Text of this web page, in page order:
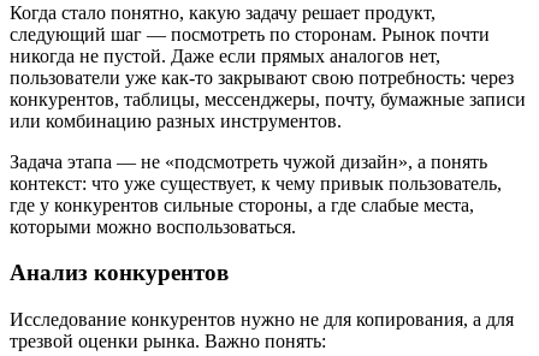
Когда стало понятно, какую задачу решает продукт,
следующий шаг — посмотреть по сторонам. Рынок почти
никогда не пустой. Даже если прямых аналогов нет,
пользователи уже как-то закрывают свою потребность: через
конкурентов, таблицы, мессенджеры, почту, бумажные записи
или комбинацию разных инструментов.
Задача этапа — не «подсмотреть чужой дизайн», а понять
контекст: что уже существует, к чему привык пользователь,
где у конкурентов сильные стороны, а где слабые места,
которыми можно воспользоваться.
Анализ конкурентов
Исследование конкурентов нужно не для копирования, а для
трезвой оценки рынка. Важно понять: